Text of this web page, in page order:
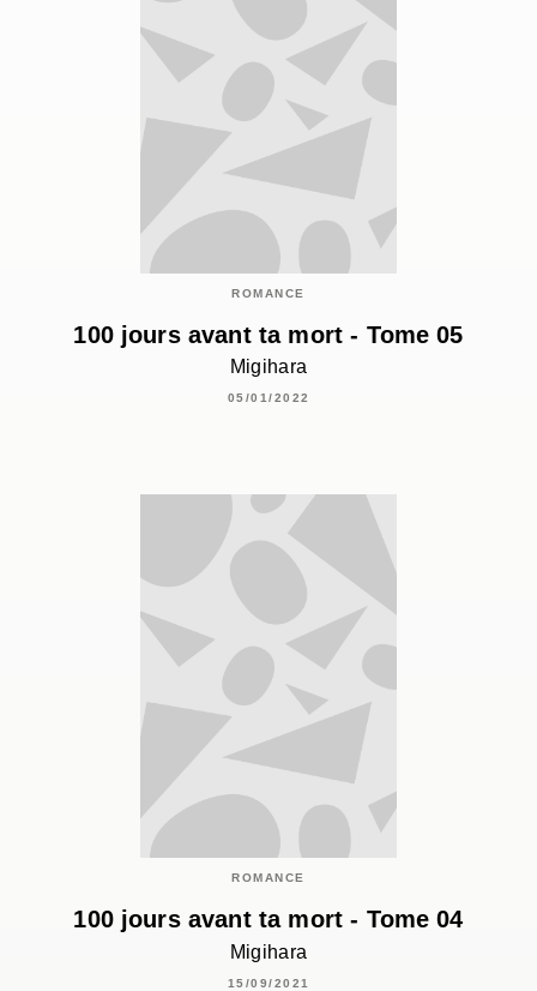
ROMANCE
100 jours avant ta mort - Tome 05
Migihara
05/01/2022
ROMANCE
100 jours avant ta mort - Tome 04
Migihara
15/09/2021